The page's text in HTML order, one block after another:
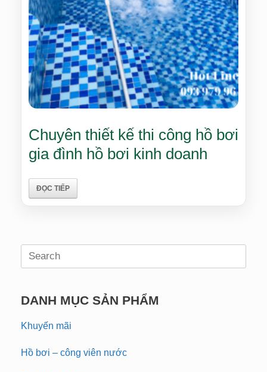
Chuyên thiết kế thi công hồ bơi
gia đình hồ bơi kinh doanh
ĐỌC TIẾP
Search
DANH MỤC SẢN PHẨM
Khuyến mãi
Hồ bơi – công viên nước